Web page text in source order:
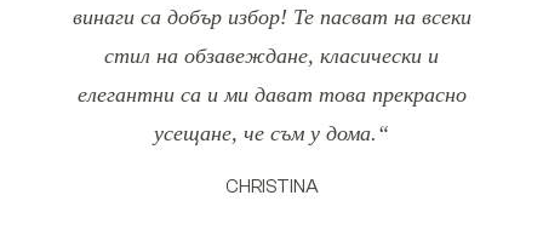
винаги са добър избор! Те пасват на всеки
стил на обзавеждане, класически и
елегантни са и ми дават това прекрасно
усещане, че съм у дома.“
CHRISTINA